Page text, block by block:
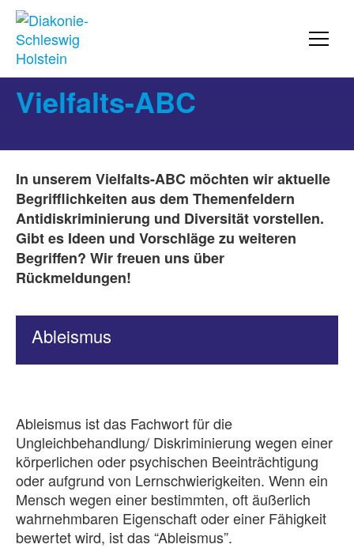
Vielfalts-ABC
In unserem Vielfalts-ABC möchten wir aktuelle
Begrifflichkeiten aus dem Themenfeldern
Antidiskriminierung und Diversität vorstellen.
Gibt es Ideen und Vorschläge zu weiteren
Begriffen? Wir freuen uns über
Rückmeldungen!
Ableismus
Ableismus ist das Fachwort für die
Ungleichbehandlung/ Diskriminierung wegen einer
körperlichen oder psychischen Beeinträchtigung
oder aufgrund von Lernschwierigkeiten. Wenn ein
Mensch wegen einer bestimmten, oft äußerlich
wahrnehmbaren Eigenschaft oder einer Fähigkeit
bewertet wird, ist das “Ableismus”.